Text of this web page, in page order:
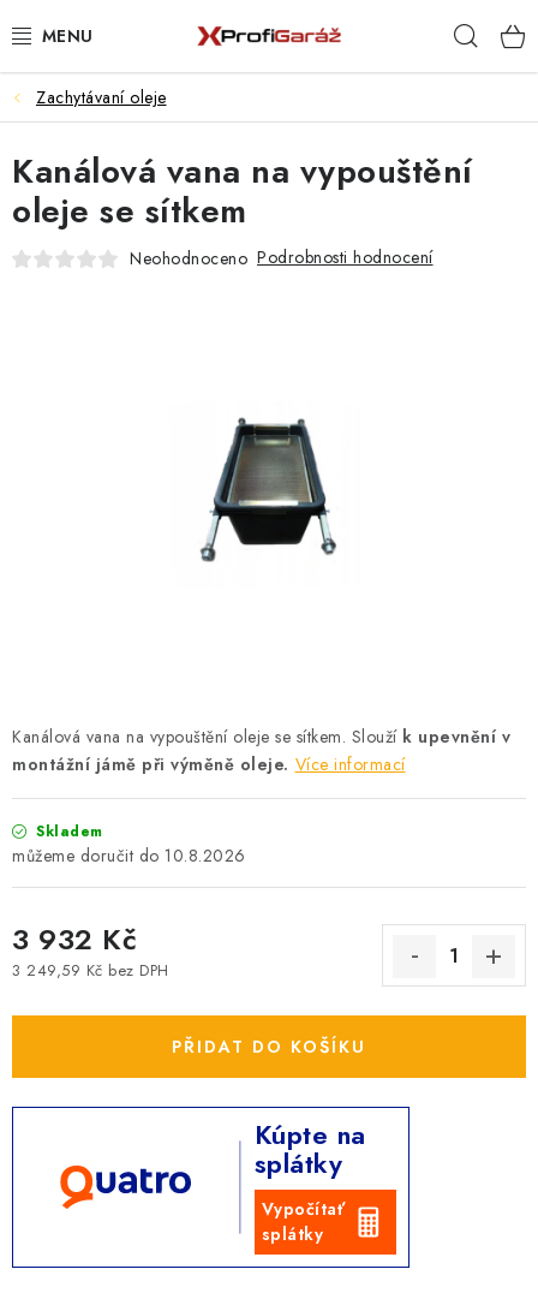
na
REALIZACE & ŘEŠENÍ
AKCE A NOVINKY
VYBAVENÍ PNEUSERVISU
BALENÍ A EXPEDICE
Jak nakupovat Obchodní podmínky
Doprava a platba
Cookies
Zachytávaní oleje
Kanálová vana na vypouštění oleje se sítkem. Slouží k upevnění v
montážní jámě při výměně oleje. Více informací
Skladem
10.8.2026
3 932 Kč
3 249,59 Kč bez DPH
PŘIDAT DO KOŠÍKU
Kúpte na
splátky
Vypočítať
splátky
Kanálová vana na vypouštění
oleje se sítkem
Neohodnoceno Podrobnosti hodnocení